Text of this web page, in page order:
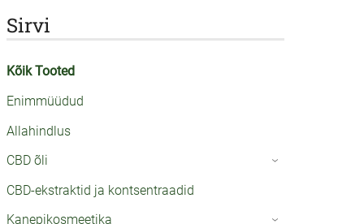
Sirvi
Kõik Tooted
Enimmüüdud
Allahindlus
CBD õli
›
CBD-ekstraktid ja kontsentraadid
Kanepikosmeetika
›